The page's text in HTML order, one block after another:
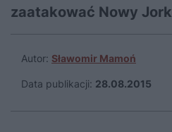
zaatakować Nowy Jork
Autor: Sławomir Mamoń
Data publikacji: 28.08.2015